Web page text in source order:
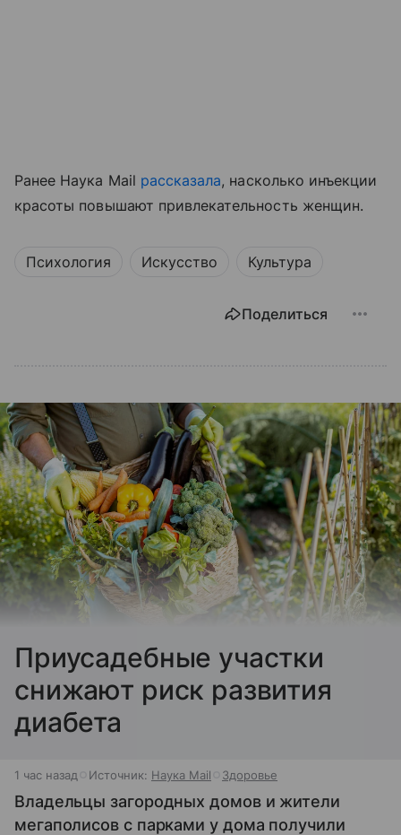
Ранее Наука Mail рассказала, насколько инъекции
красоты повышают привлекательность женщин.
Психология Искусство Культура
Поделиться
Приусадебные участки
снижают риск развития
диабета
1 час назад Источник: Наука Mail Здоровье
Владельцы загородных домов и жители
мегаполисов с парками у дома получили